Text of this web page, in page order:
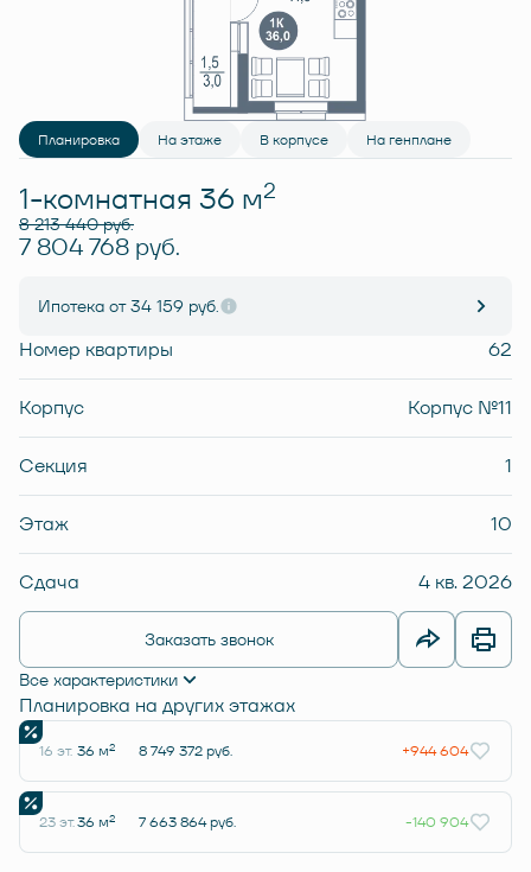
Планировка На этаже В корпусе На генплане
1-комнатная 36 м2
8 213 440 руб.
7 804 768 руб.
Ипотека от 34 159 руб.
Номер квартиры 62
Корпус Корпус №11
Секция 1
Этаж 10
Сдача 4 кв. 2026
Заказать звонок
Все характеристики
Планировка на других этажах
16 эт. 36 м2 8 749 372 руб. +944 604
23 эт.36 м2 7 663 864 руб. -140 904